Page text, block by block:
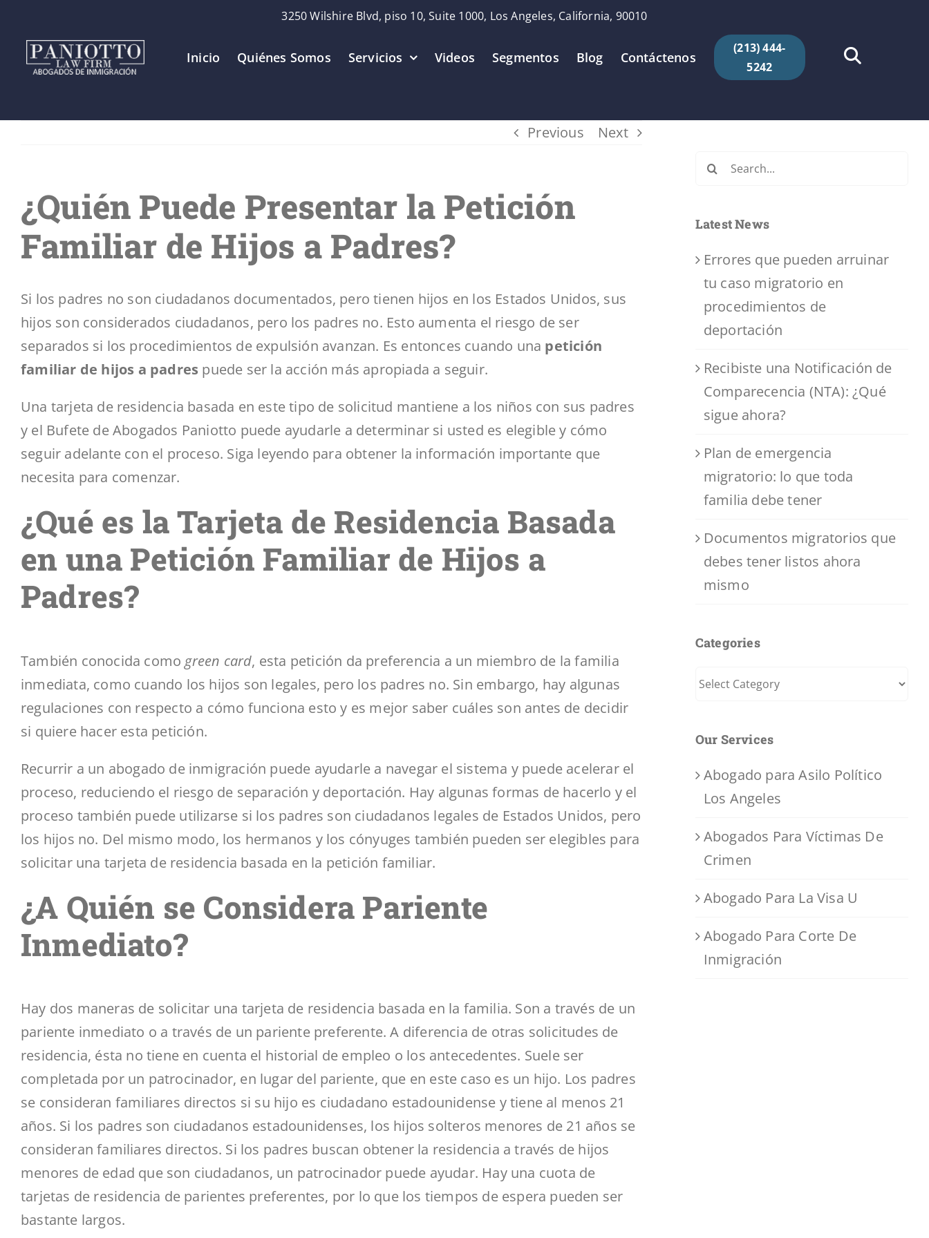
content
3250 Wilshire Blvd, piso 10, Suite 1000, Los Angeles, California, 90010
Inicio Quiénes Somos Servicios Videos Segmentos Blog Contáctenos
(213) 444-
5242
Previous Next
¿Quién Puede Presentar la Petición
Familiar de Hijos a Padres?
Si los padres no son ciudadanos documentados, pero tienen hijos en los Estados Unidos, sus
hijos son considerados ciudadanos, pero los padres no. Esto aumenta el riesgo de ser
separados si los procedimientos de expulsión avanzan. Es entonces cuando una petición
familiar de hijos a padres puede ser la acción más apropiada a seguir.
Una tarjeta de residencia basada en este tipo de solicitud mantiene a los niños con sus padres
y el Bufete de Abogados Paniotto puede ayudarle a determinar si usted es elegible y cómo
seguir adelante con el proceso. Siga leyendo para obtener la información importante que
necesita para comenzar.
¿Qué es la Tarjeta de Residencia Basada
en una Petición Familiar de Hijos a
Padres?
También conocida comogreen card, esta petición da preferencia a un miembro de la familia
inmediata, como cuando los hijos son legales, pero los padres no. Sin embargo, hay algunas
regulaciones con respecto a cómo funciona esto y es mejor saber cuáles son antes de decidir
si quiere hacer esta petición.
Recurrir a un abogado de inmigración puede ayudarle a navegar el sistema y puede acelerar el
proceso, reduciendo el riesgo de separación y deportación. Hay algunas formas de hacerlo y el
proceso también puede utilizarse si los padres son ciudadanos legales de Estados Unidos, pero
los hijos no. Del mismo modo, los hermanos y los cónyuges también pueden ser elegibles para
solicitar una tarjeta de residencia basada en la petición familiar.
¿A Quién se Considera Pariente
Inmediato?
Hay dos maneras de solicitar una tarjeta de residencia basada en la familia. Son a través de un
pariente inmediato o a través de un pariente preferente. A diferencia de otras solicitudes de
residencia, ésta no tiene en cuenta el historial de empleo o los antecedentes. Suele ser
completada por un patrocinador, en lugar del pariente, que en este caso es un hijo. Los padres
se consideran familiares directos si su hijo es ciudadano estadounidense y tiene al menos 21
años. Si los padres son ciudadanos estadounidenses, los hijos solteros menores de 21 años se
consideran familiares directos. Si los padres buscan obtener la residencia a través de hijos
menores de edad que son ciudadanos, un patrocinador puede ayudar. Hay una cuota de
tarjetas de residencia de parientes preferentes, por lo que los tiempos de espera pueden ser
bastante largos.
Search
Latest News
Errores que pueden arruinar
tu caso migratorio en
procedimientos de
deportación
Recibiste una Notificación de
Comparecencia (NTA): ¿Qué
sigue ahora?
Plan de emergencia
migratorio: lo que toda
familia debe tener
Documentos migratorios que
debes tener listos ahora
mismo
Categories
Categories
Our Services
Abogado para Asilo Político
Los Angeles
Abogados Para Víctimas De
Crimen
Abogado Para La Visa U
Abogado Para Corte De
Inmigración